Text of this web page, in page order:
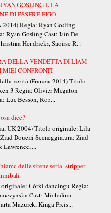
GOSLING E LA
DI ESSERE FIGO
2014) Regia: Ryan Gosling
Ryan Gosling Cast: Iain De
Hendricks, Saoirse R...
DELLA VENDETTA DI LIAM
MIEI CONFRONTI
verità (Francia 2014) Titolo
3 Regia: Olivier Megaton
Luc Besson, Rob...
dice?
UK 2004) Titolo originale: Lila
Doueiri Sceneggiatura: Ziad
Lawrence, ...
delle sirene serial stripper
Córki dancingu Regia:
Cast: Michalina
Mazurek, Kinga Preis...